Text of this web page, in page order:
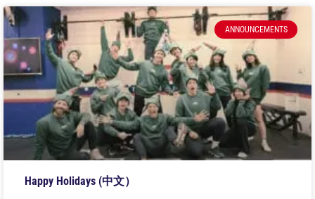
ANNOUNCEMENTS
Happy Holidays (中文）